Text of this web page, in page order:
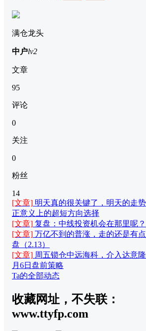
满仓龙头
中户lv2
文章
95
评论
0
关注
0
粉丝
14
[文章] 明天真的很关键了，明天的走
正意义上的超短方向选择
[文章] 复盘：中线投资机会在那里呢？
[文章] 万亿不到的普涨，走的还是有
盘（2.13）
[文章] 周五锁仓中远海科，介入达意
月6日盘前策略
Ta的全部动态
收藏网址，不失联：
www.ttyfp.com